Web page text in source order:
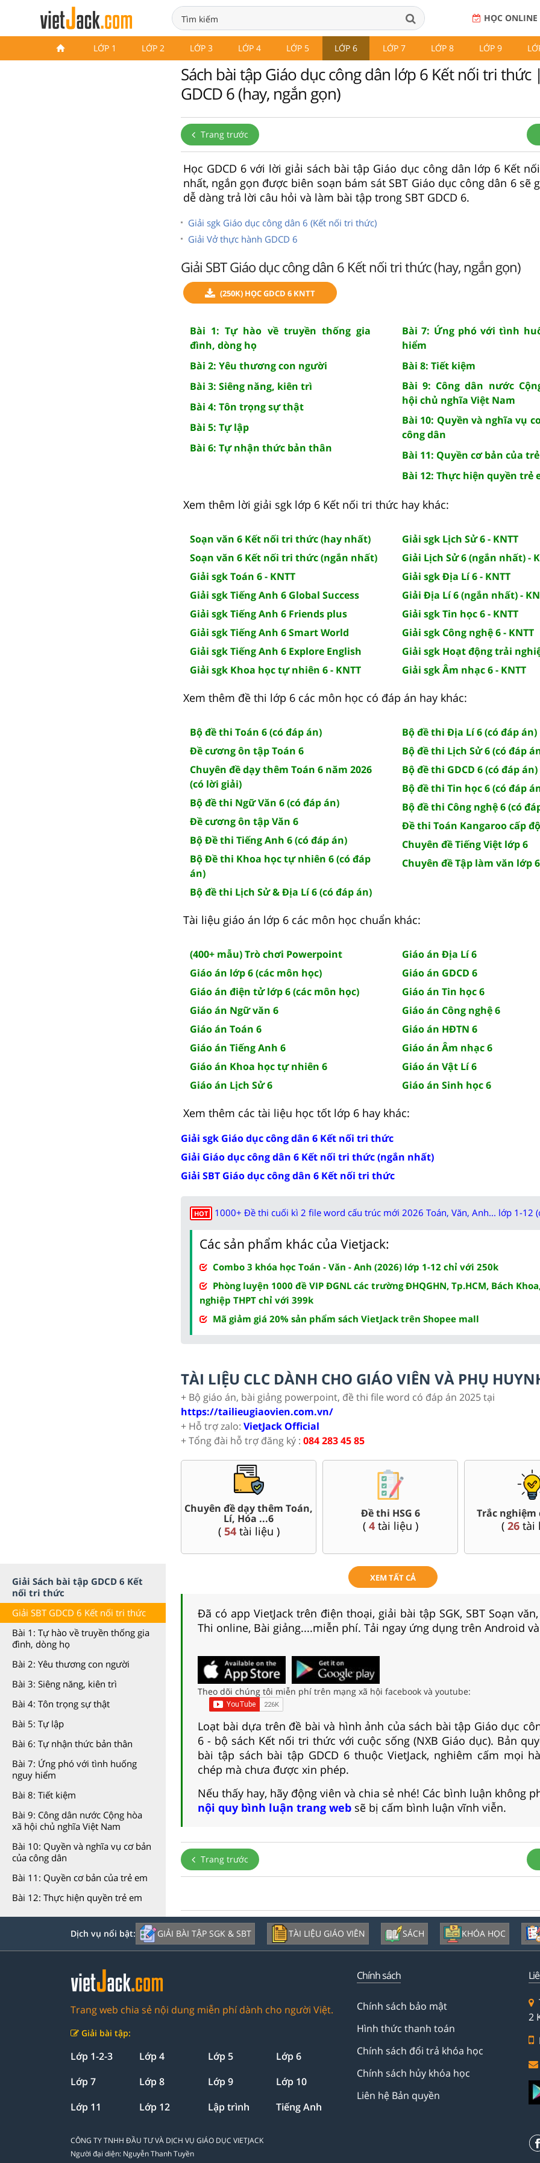
HỌC ONLINE
LỚP 1 LỚP 2 LỚP 3 LỚP 4 LỚP 5 LỚP 6 LỚP 7 LỚP 8 LỚP 9
Giải Sách bài tập GDCD 6 Kết
nối tri thức
Giải SBT GDCD 6 Kết nối tri thức
Bài 1: Tự hào về truyền thống gia
đình, dòng họ
Bài 2: Yêu thương con người
Bài 3: Siêng năng, kiên trì
Bài 4: Tôn trọng sự thật
Bài 5: Tự lập
Bài 6: Tự nhận thức bản thân
Bài 7: Ứng phó với tình huống
nguy hiểm
Bài 8: Tiết kiệm
Bài 9: Công dân nước Cộng hòa
xã hội chủ nghĩa Việt Nam
Bài 10: Quyền và nghĩa vụ cơ bản
của công dân
Bài 11: Quyền cơ bản của trẻ em
Bài 12: Thực hiện quyền trẻ em
Sách bài tập Giáo dục công dân lớp 6 Kết nối tri thức
GDCD 6 (hay, ngắn gọn)
Trang trước
Học GDCD 6 với lời giải sách bài tập Giáo dục công dân lớp 6 Kết
nhất, ngắn gọn được biên soạn bám sát SBT Giáo dục công dân 6 sẽ
dễ dàng trả lời câu hỏi và làm bài tập trong SBT GDCD 6.
Giải sgk Giáo dục công dân 6 (Kết nối tri thức)
Giải Vở thực hành GDCD 6
Giải SBT Giáo dục công dân 6 Kết nối tri thức (hay, ngắn gọn)
(250K) HỌC GDCD 6 KNTT
Bài 1: Tự hào về truyền thống gia
đình, dòng họ
Bài 2: Yêu thương con người
Bài 3: Siêng năng, kiên trì
Bài 4: Tôn trọng sự thật
Bài 5: Tự lập
Bài 6: Tự nhận thức bản thân
Bài 7: Ứng phó với tình
hiểm
Bài 8: Tiết kiệm
Bài 9: Công dân nước
hội chủ nghĩa Việt Nam
Bài 10: Quyền và nghĩa vụ
công dân
Bài 11: Quyền cơ bản của
Bài 12: Thực hiện quyền trẻ
Xem thêm lời giải sgk lớp 6 Kết nối tri thức hay khác:
Soạn văn 6 Kết nối tri thức (hay nhất)
Soạn văn 6 Kết nối tri thức (ngắn nhất)
Giải sgk Toán 6 - KNTT
Giải sgk Tiếng Anh 6 Global Success
Giải sgk Tiếng Anh 6 Friends plus
Giải sgk Tiếng Anh 6 Smart World
Giải sgk Tiếng Anh 6 Explore English
Giải sgk Khoa học tự nhiên 6 - KNTT
Giải sgk Lịch Sử 6 - KNTT
Giải Lịch Sử 6 (ngắn nhất) -
Giải sgk Địa Lí 6 - KNTT
Giải Địa Lí 6 (ngắn nhất) -
Giải sgk Tin học 6 - KNTT
Giải sgk Công nghệ 6 - KNTT
Giải sgk Hoạt động trải
Giải sgk Âm nhạc 6 - KNTT
Xem thêm đề thi lớp 6 các môn học có đáp án hay khác:
Bộ đề thi Toán 6 (có đáp án)
Đề cương ôn tập Toán 6
Chuyên đề dạy thêm Toán 6 năm 2026
(có lời giải)
Bộ đề thi Ngữ Văn 6 (có đáp án)
Đề cương ôn tập Văn 6
Bộ Đề thi Tiếng Anh 6 (có đáp án)
Bộ Đề thi Khoa học tự nhiên 6 (có đáp
án)
Bộ đề thi Lịch Sử & Địa Lí 6 (có đáp án)
Bộ đề thi Địa Lí 6 (có đáp án)
Bộ đề thi Lịch Sử 6 (có đáp
Bộ đề thi GDCD 6 (có đáp án)
Bộ đề thi Tin học 6 (có đáp
Bộ đề thi Công nghệ 6 (có
Đề thi Toán Kangaroo cấp
Chuyên đề Tiếng Việt lớp 6
Chuyên đề Tập làm văn lớp 6
Tài liệu giáo án lớp 6 các môn học chuẩn khác:
(400+ mẫu) Trò chơi Powerpoint
Giáo án lớp 6 (các môn học)
Giáo án điện tử lớp 6 (các môn học)
Giáo án Ngữ văn 6
Giáo án Toán 6
Giáo án Tiếng Anh 6
Giáo án Khoa học tự nhiên 6
Giáo án Lịch Sử 6
Giáo án Địa Lí 6
Giáo án GDCD 6
Giáo án Tin học 6
Giáo án Công nghệ 6
Giáo án HĐTN 6
Giáo án Âm nhạc 6
Giáo án Vật Lí 6
Giáo án Sinh học 6
Xem thêm các tài liệu học tốt lớp 6 hay khác:
Giải sgk Giáo dục công dân 6 Kết nối tri thức
Giải Giáo dục công dân 6 Kết nối tri thức (ngắn nhất)
Giải SBT Giáo dục công dân 6 Kết nối tri thức
HOT 1000+ Đề thi cuối kì 2 file word cấu trúc mới 2026 Toán, Văn, Anh... lớp 1-12
Các sản phẩm khác của Vietjack:
Combo 3 khóa học Toán - Văn - Anh (2026) lớp 1-12 chỉ với 250k
Phòng luyện 1000 đề VIP ĐGNL các trường ĐHQGHN, Tp.HCM, Bách
nghiệp THPT chỉ với 399k
Mã giảm giá 20% sản phẩm sách VietJack trên Shopee mall
TÀI LIỆU CLC DÀNH CHO GIÁO VIÊN VÀ PHỤ
+ Bộ giáo án, bài giảng powerpoint, đề thi file word có đáp án 2025 tại
https://tailieugiaovien.com.vn/
+ Hỗ trợ zalo: VietJack Official
+ Tổng đài hỗ trợ đăng ký : 084 283 45 85
Chuyên đề dạy thêm Toán,
Lí, Hóa ...6
( 54tài liệu )
Đề thi HSG 6
( 4tài liệu )
Trắc nghiệm
( 26tài
XEM TẤT CẢ
Đã có app VietJack trên điện thoại, giải bài tập SGK, SBT Soạn
Thi online, Bài giảng....miễn phí. Tải ngay ứng dụng trên Android và
Theo dõi chúng tôi miễn phí trên mạng xã hội facebook và youtube:
Loạt bài dựa trên đề bài và hình ảnh của sách bài tập Giáo dục
6 - bộ sách Kết nối tri thức với cuộc sống (NXB Giáo dục). Bản
bài tập sách bài tập GDCD 6 thuộc VietJack, nghiêm cấm mọi
chép mà chưa được xin phép.
Nếu thấy hay, hãy động viên và chia sẻ nhé! Các bình luận không
nội quy bình luận trang web sẽ bị cấm bình luận vĩnh viễn.
Trang trước
Dịch vụ nổi bật: GIẢI BÀI TẬP SGK & SBT TÀI LIỆU GIÁO VIÊN SÁCH KHÓA HỌC
Trang web chia sẻ nội dung miễn phí dành cho người Việt.
Giải bài tập:
Lớp 1-2-3 Lớp 4 Lớp 5
Lớp 6
Lớp 7
Lớp 8 Lớp 9
Lớp 10
Lớp 11
Lớp 12 Lập trình Tiếng Anh
Chính sách
Chính sách bảo mật
Hình thức thanh toán
Chính sách đổi trả khóa học
Chính sách hủy khóa học
Liên hệ Bản quyền
2
CÔNG TY TNHH ĐẦU TƯ VÀ DỊCH VỤ GIÁO DỤC VIETJACK
Người đại diện: Nguyễn Thanh Tuyền